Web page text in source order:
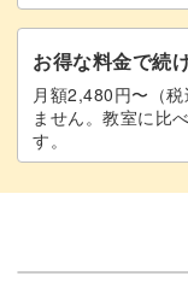
失敗しても熱すれ
大きなイチゴがポ
お得な料金で続
月額2,480円〜（
ません。教室に比
す。